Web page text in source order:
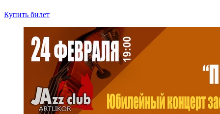
Купить билет